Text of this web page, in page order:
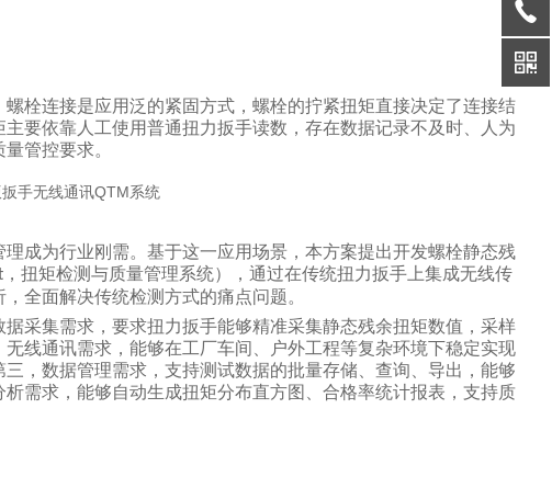
栓连接是应用泛的紧固方式，螺栓的拧紧扭矩直接决定了连接结
要依靠人工使用普通扭力扳手读数，存在数据记录不及时、人为
管控要求。
成为行业刚需。基于这一应用场景，本方案提出开发螺栓静态残
，扭矩检测与质量管理系统），通过在传统扭力扳手上集成无线传
全面解决传统检测方式的痛点问题。
采集需求，要求扭力扳手能够精准采集静态残余扭矩数值，采样
线通讯需求，能够在工厂车间、户外工程等复杂环境下稳定实现
，数据管理需求，支持测试数据的批量存储、查询、导出，能够
需求，能够自动生成扭矩分布直方图、合格率统计报表，支持质